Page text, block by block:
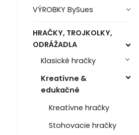
VÝROBKY BySues
HRAČKY, TROJKOLKY,
ODRÁŽADLA
Klasické hračky
Kreatívne &
edukačné
Kreatívne hračky
Stohovacie hračky